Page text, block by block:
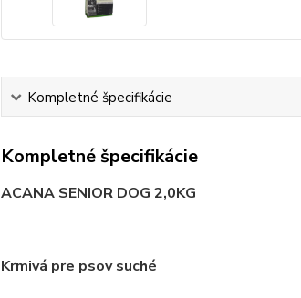
Kompletné špecifikácie
Kompletné špecifikácie
ACANA SENIOR DOG 2,0KG
Krmivá pre psov suché